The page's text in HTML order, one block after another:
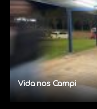
Vida nos Campi